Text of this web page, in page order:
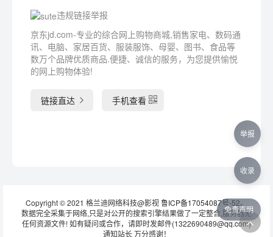
违规链接举报
京东jd.com-专业的综合网上购物商城,销售家电、数码通
讯、电脑、家居百货、服装服饰、母婴、图书、食品等
数万个品牌优质商品.便捷、诚信的服务，为您提供愉悦
的网上购物体验!
链接直达 手机查看
Copyright © 2021 格兰迪网络科技@影视鲁ICP备17054087号-52。
数据完全采集于网络,只是对公开的搜索引擎结果做了一定整合,服务器无
任何资源文件! 如有疑问或合作，请即时发邮件(1322690489@qq.com)
通知站长 万分感谢！
免责声明
举报
收录